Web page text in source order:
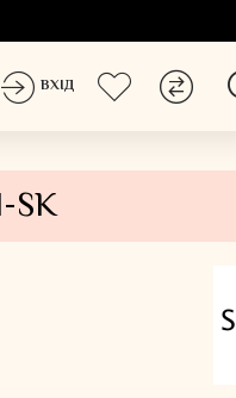
ВХІД
SK